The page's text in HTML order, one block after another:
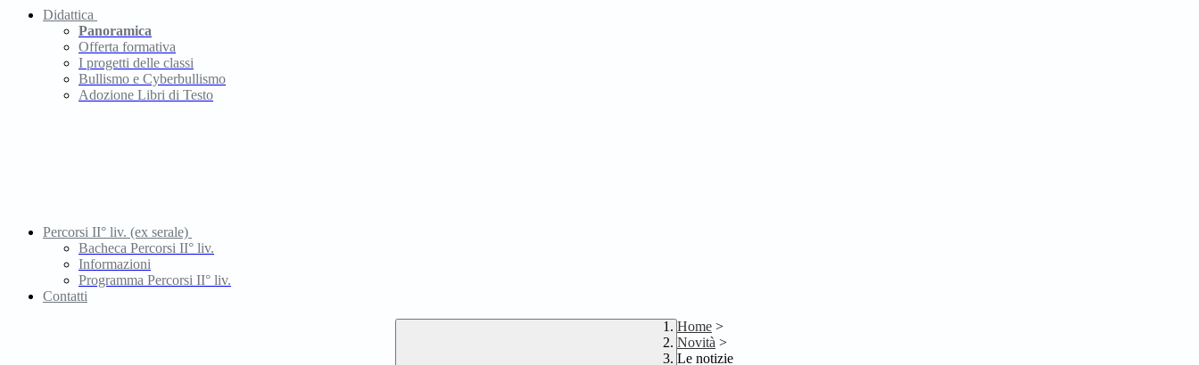
Didattica
Panoramica
Offerta formativa
I progetti delle classi
Bullismo e Cyberbullismo
Adozione Libri di Testo
Percorsi II° liv. (ex serale)
Bacheca Percorsi II° liv.
Informazioni
Programma Percorsi II° liv.
Contatti
Home >
Novità >
Le notizie